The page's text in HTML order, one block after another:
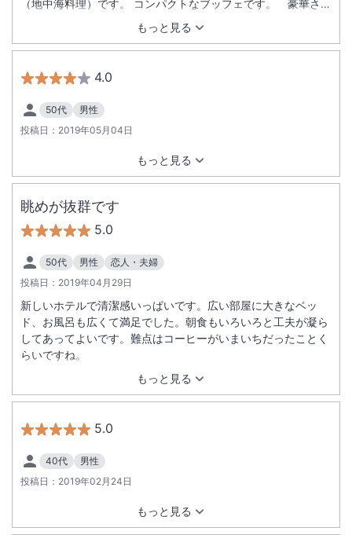
もっと見る
（地中海料理）です。 コンパクトなブッフェです。 豪華さや
高級感はあまり感じません。 それでも、気に入った物だけを食
べていると、お腹いっぱいです。 美味しかった料理は、一つは
ローストビーフです。 柔らかくて、脂もあって、プレミアムな
肉だなと思います。 もう一つはピザです。 ピザが焼けるとワ
ゴンサービスで 席まで持って来てくれます。 ピザ生地が薄く
てモチモチで ソースやトッピングより生地の旨さが印象的なピ
ザです。 それと、ジェラートです。 種類が１０種類もあり、
マンゴー、 ピーチ、塩ミルクが特に美味しかったです。 全種
4.0
50代
男性
投稿日： 2019年05月04日
もっと見る
眺めが抜群です
5.0
50代 男性
恋人・夫婦
投稿日： 2019年04月29日
もっと見る
新しいホテルで清潔感いっぱいです。広い部屋に大きなベッ
ド、お風呂も広くて満足でした。朝食もいろいろと工夫が凝ら
してあってよいです。難点はコーヒーがいまいちだったことく
らいですね。
5.0
40代
男性
投稿日： 2019年02月24日
もっと見る